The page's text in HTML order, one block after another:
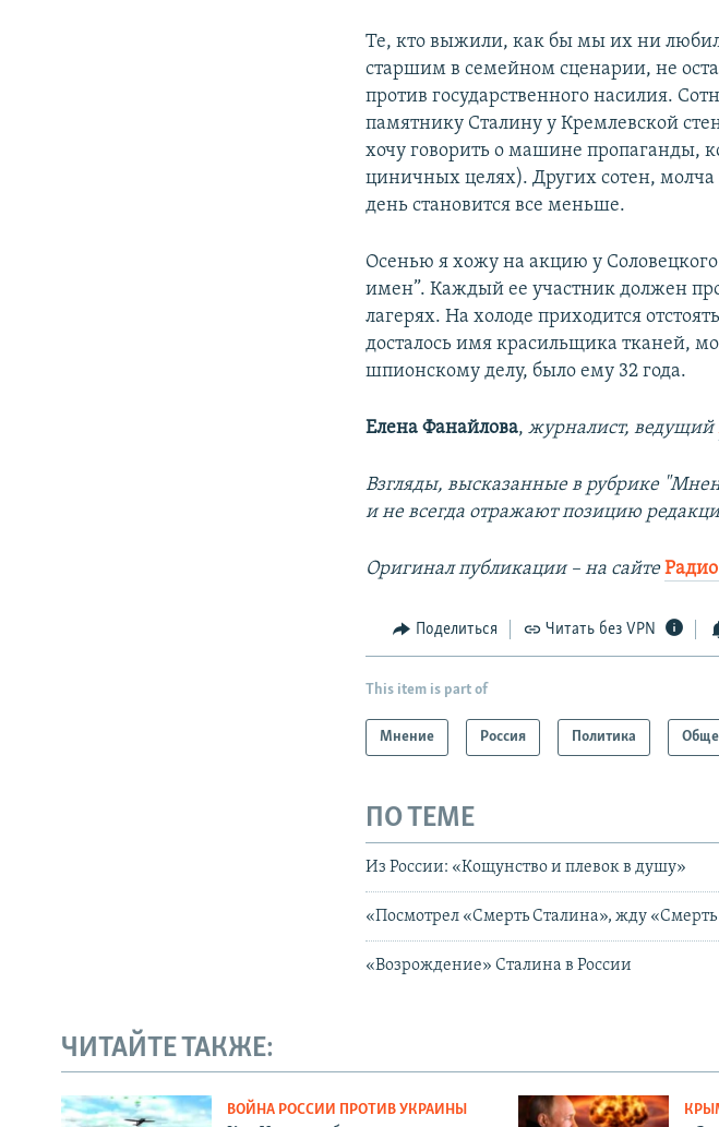
Те, кто выжили, как бы мы их ни
старшим в семейном сценарии, не
против государственного насилия.
памятнику Сталину у Кремлевской
хочу говорить о машине пропаганды,
циничных целях). Других сотен, молча
день становится все меньше.
Осенью я хожу на акцию у
имен”. Каждый ее участник должен
лагерях. На холоде приходится
досталось имя красильщика тканей,
шпионскому делу, было ему 32 года.
Елена Фанайлова, журналист, ведущий
Взгляды, высказанные в рубрике
и не всегда отражают позицию
Оригинал публикации – на сайте
Поделиться Читать без VPN
This item is part of
Мнение Россия Политика
ПО ТЕМЕ
Из России: «Кощунство и плевок в душу»
«Посмотрел «Смерть Сталина», жду
«Возрождение» Сталина в России
ЧИТАЙТЕ ТАКЖЕ:
ВОЙНА РОССИИ ПРОТИВ УКРАИНЫ